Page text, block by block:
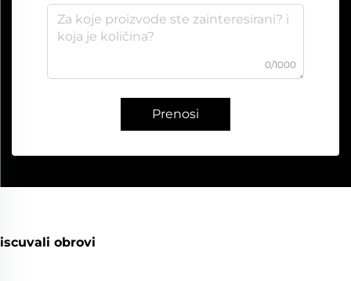
0/1000
Prenosi
iscuvali obrovi